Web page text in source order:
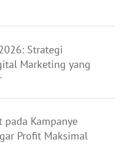
Strategi
Marketing yang
pada Kampanye
Profit Maksimal